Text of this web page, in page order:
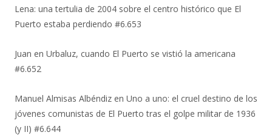
Lena: una tertulia de 2004 sobre el centro histórico que El
Puerto estaba perdiendo #6.653
Juan en Urbaluz, cuando El Puerto se vistió la americana
#6.652
Manuel Almisas Albéndiz en Uno a uno: el cruel destino de los
jóvenes comunistas de El Puerto tras el golpe militar de 1936
(y II) #6.644